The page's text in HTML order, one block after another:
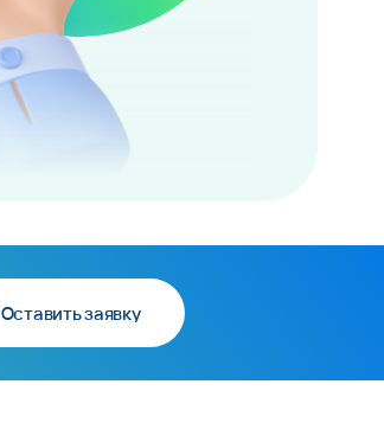
Оставить заявку